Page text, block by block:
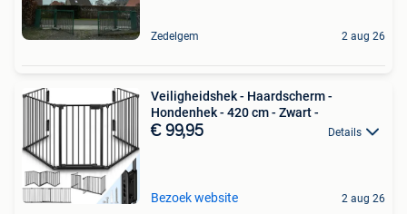
Zedelgem 2 aug 26
Veiligheidshek - Haardscherm -
Hondenhek - 420 cm - Zwart -
€ 99,95 Details
Bezoek website 2 aug 26